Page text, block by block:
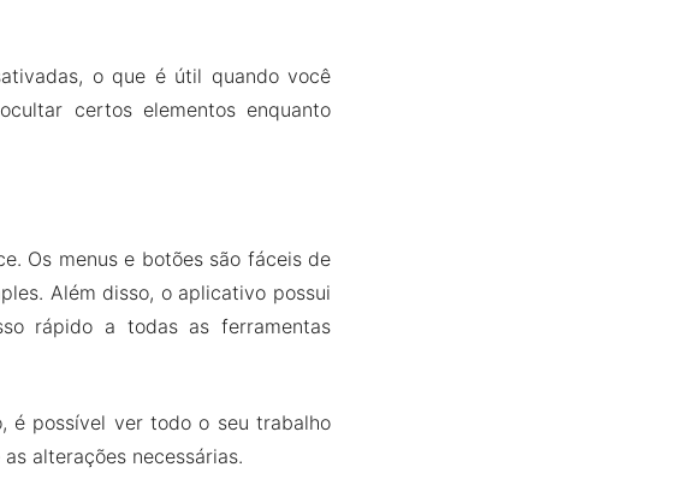
o que é útil quando você
certos elementos enquanto
Os menus e botões são fáceis de
Além disso, o aplicativo possui
rápido a todas as ferramentas
é possível ver todo o seu trabalho
alterações necessárias.